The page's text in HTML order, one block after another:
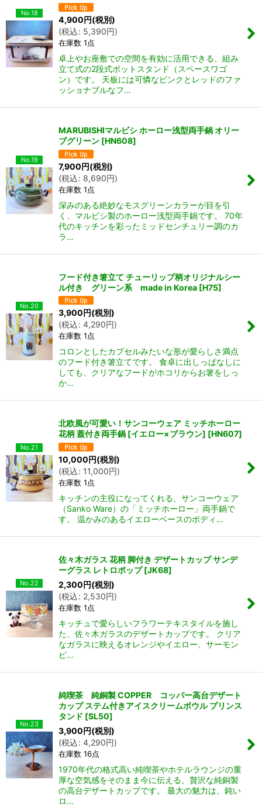
No.18
4,900円(税別)
(税込: 5,390円)
在庫数 1点
卓上やお座敷での空間を有効に活用できる、組み
立て式の2段式ポットスタンド（スペースワゴ
ン）です。 天板には可憐なピンクとレッドのファ
ッショナブルなフ…
No.19
MARUBISHIマルビシ ホーロー浅型両手鍋 オリー
ブグリーン [HN608]
7,900円(税別)
(税込: 8,690円)
在庫数 1点
深みのある絶妙なモスグリーンカラーが目を引
く、マルビシ製のホーロー浅型両手鍋です。 70年
代のキッチンを彩ったミッドセンチュリー調のカ
ラ…
No.20
フード付き箸立て チューリップ柄オリジナルシー
ル付き グリーン系 made in Korea [H75]
3,900円(税別)
(税込: 4,290円)
在庫数 1点
コロンとしたカプセルみたいな形が愛らしさ満点
のフード付き箸立てです。 食卓に出しっぱなしに
しても、クリアなフードがホコリからお箸をしっ
か…
No.21
北欧風が可愛い！サンコーウェア ミッチホーロー
花柄 蓋付き両手鍋 [イエロー×ブラウン] [HN607]
10,000円(税別)
(税込: 11,000円)
在庫数 1点
キッチンの主役になってくれる、サンコーウェア
（Sanko Ware）の「ミッチホーロー」両手鍋で
す。 温かみのあるイエローベースのボディ…
No.22
佐々木ガラス 花柄 脚付き デザートカップ サンデ
ーグラス レトロポップ [JK68]
2,300円(税別)
(税込: 2,530円)
在庫数 1点
キッチュで愛らしいフラワーテキスタイルを施し
た、佐々木ガラスのデザートカップです。 クリア
なガラスに映えるオレンジやイエロー、サーモン
ピ…
No.23
純喫茶 純銅製 COPPER コッパー高台デザート
カップ ステム付きアイスクリームボウル プリンス
タンド [SL50]
3,900円(税別)
(税込: 4,290円)
在庫数 16点
1970年代の格式高い純喫茶やホテルラウンジの重
厚な空気感をそのまま今に伝える、贅沢な純銅製
の高台デザートカップです。 最大の魅力は、鈍い
ロ…